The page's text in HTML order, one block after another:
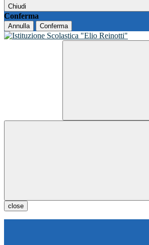
Chiudi
Conferma
Annulla Conferma
close